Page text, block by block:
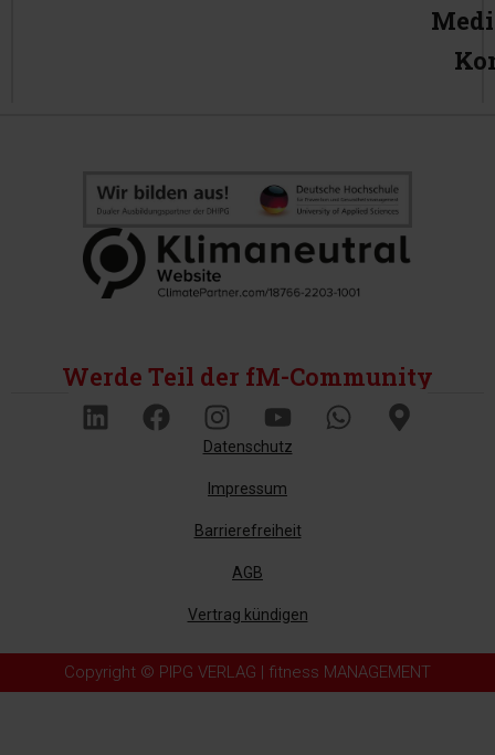
Werde Teil der fM-Community
Datenschutz
Impressum
Barrierefreiheit
AGB
Vertrag kündigen
Copyright © PIPG VERLAG | fitness MANAGEMENT